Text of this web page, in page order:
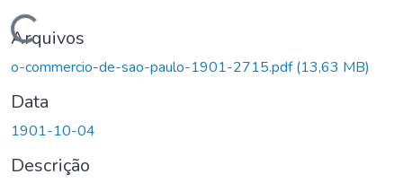
Carregando...
Arquivos
o-commercio-de-sao-paulo-1901-2715.pdf(13,63 MB)
Data
1901-10-04
Descrição